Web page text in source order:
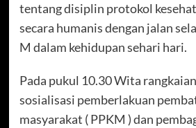
tentang disiplin protokol
secara humanis dengan jalan
M dalam kehidupan sehari hari.
Pada pukul 10.30 Wita
sosialisasi pemberlakuan
masyarakat ( PPKM ) dan